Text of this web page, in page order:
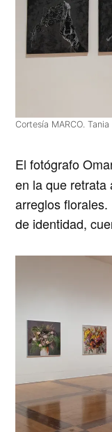
Cortesía MARCO. Tania
El fotógrafo
en la que retrata
arreglos
de identidad,